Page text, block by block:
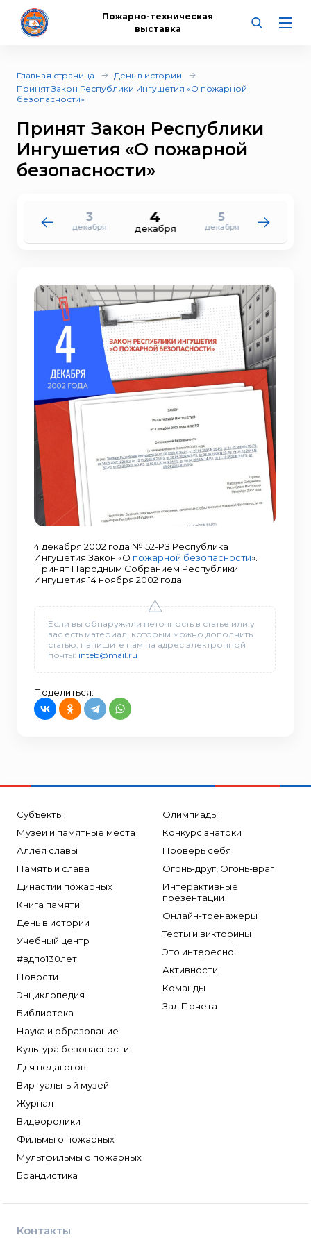
Пожарно-техническая
выставка
Главная страница
День в истории
Принят Закон Республики Ингушетия «О пожарной
безопасности»
Принят Закон Республики
Ингушетия «О пожарной
безопасности»
3
декабря
4
декабря
5
декабря
4 декабря 2002 года № 52-РЗ Республика
Ингушетия Закон «О пожарной безопасности».
Принят Народным Собранием Республики
Ингушетия 14 ноября 2002 года
Если вы обнаружили неточность в статье или у
вас есть материал, которым можно дополнить
статью, напишите нам на адрес электронной
почты: inteb@mail.ru
Поделиться:
Субъекты
Музеи и памятные места
Аллея славы
Память и слава
Династии пожарных
Книга памяти
День в истории
Учебный центр
#вдпо130лет
Новости
Энциклопедия
Библиотека
Наука и образование
Культура безопасности
Для педагогов
Виртуальный музей
Журнал
Видеоролики
Фильмы о пожарных
Мультфильмы о пожарных
Брандистика
Олимпиады
Конкурс знатоки
Проверь себя
Огонь-друг, Огонь-враг
Интерактивные
презентации
Онлайн-тренажеры
Тесты и викторины
Это интересно!
Активности
Команды
Зал Почета
Контакты